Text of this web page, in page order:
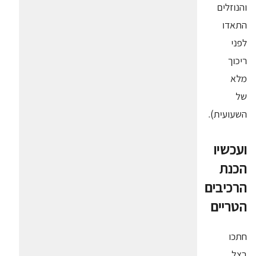
והנוזלים
התאדו
לפני
ריכוך
מלא
של
השעועית).
ועכשיו
הכנת
הרכיבים
הטריים
חתכו